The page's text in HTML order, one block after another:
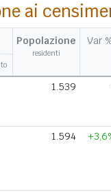
ai
Popolazione
residenti
Var
1.539
1.594